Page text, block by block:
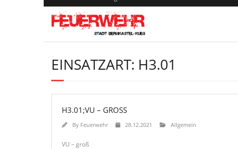
EINSATZART: H3.01
H3.01;VU – GROSS
By Feuerwehr 28.12.2021 Allgemein
VU – groß